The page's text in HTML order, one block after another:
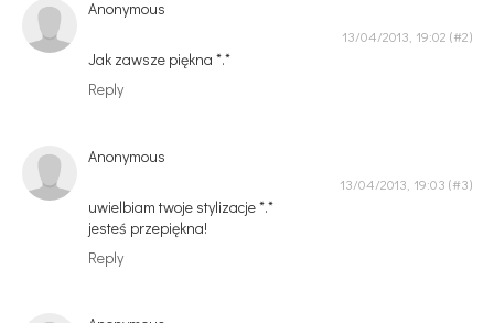
Anonymous
13/04/2013, 19:02
Jak zawsze piękna *.*
Reply
Anonymous
13/04/2013, 19:03
uwielbiam twoje stylizacje *.*
jesteś przepiękna!
Reply